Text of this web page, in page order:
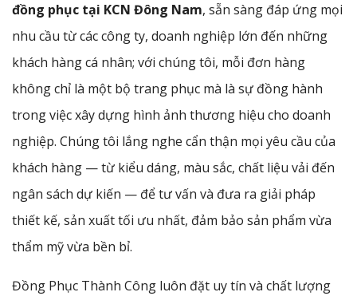
đồng phục tại KCN Đông Nam, sẵn sàng đáp ứng mọi
nhu cầu từ các công ty, doanh nghiệp lớn đến những
khách hàng cá nhân; với chúng tôi, mỗi đơn hàng
không chỉ là một bộ trang phục mà là sự đồng hành
trong việc xây dựng hình ảnh thương hiệu cho doanh
nghiệp. Chúng tôi lắng nghe cẩn thận mọi yêu cầu của
khách hàng — từ kiểu dáng, màu sắc, chất liệu vải đến
ngân sách dự kiến — để tư vấn và đưa ra giải pháp
thiết kế, sản xuất tối ưu nhất, đảm bảo sản phẩm vừa
thẩm mỹ vừa bền bỉ.
Đồng Phục Thành Công luôn đặt uy tín và chất lượng